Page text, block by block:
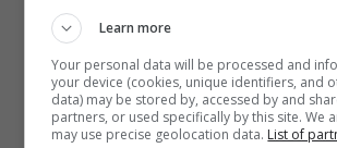
La sua lunghezza è
attesta sui 40 metri
paragonare ad una vera e
che però è più spaziosa e che
Learn more
Your personal data will be processed and
your device (cookies, unique identifiers, and
data) may be stored by, accessed by and
partners, or used specifically by this site. We
may use precise geolocation data. List of